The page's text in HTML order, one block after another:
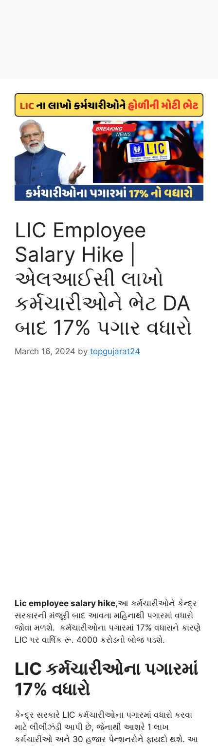
LIC Employee
Salary Hike |
એલઆઈસી લાખો
કર્મચારીઓને ભેટ DA
બાદ 17% પગાર વધારો
March 16, 2024 by topgujarat24
Lic employee salary hike,આ કર્મચારીઓને કેન્દ્ર
સરકારની મંજૂરી બાદ આવતા મહિનાથી પગારમાં વધારો
જોવા મળશે. કર્મચારીઓના પગારમાં 17% વધારાને કારણે
LIC પર વાર્ષિક રૂ. 4000 કરોડનો બોજ પડશે.
LIC કર્મચારીઓના પગારમાં
17% વધારો
કેન્દ્ર સરકારે LIC કર્મચારીઓના પગારમાં વધારો કરવા
માટે લીલીઝંડી આપી છે, જેનાથી આશરે 1 લાખ
કર્મચારીઓ અને 30 હજાર પેન્શનરોને ફાયદો થશે. આ